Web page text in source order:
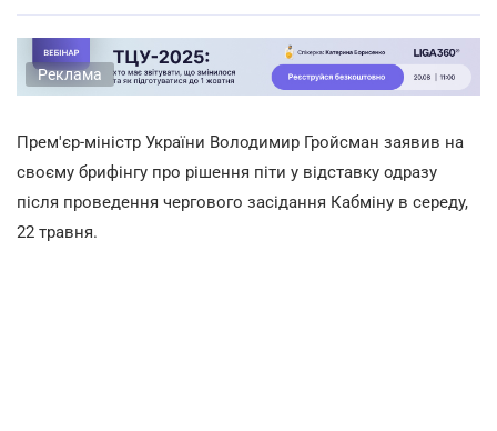
Реклама
Прем'єр-міністр України Володимир Гройсман заявив на
своєму брифінгу про рішення піти у відставку одразу
після проведення чергового засідання Кабміну в середу,
22 травня.